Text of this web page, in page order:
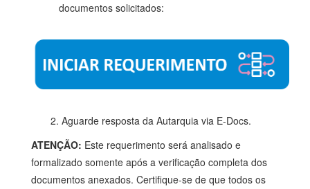
documentos solicitados:
2. Aguarde resposta da Autarquia via E-Docs.
ATENÇÃO: Este requerimento será analisado e
formalizado somente após a verificação completa dos
documentos anexados. Certifique-se de que todos os